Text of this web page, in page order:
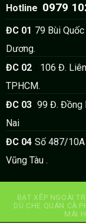
Hotline 0979
ĐC 01 79 Bùi
Dương.
ĐC 02:
106 Đ.
TPHCM.
ĐC 03: 99 Đ. Đồng
Nai
ĐC 04: Số 487/10A
Vũng Tàu .
BẠT XẾP NGOÀI
DÙ CHE QUÁN CÀ
MÁI